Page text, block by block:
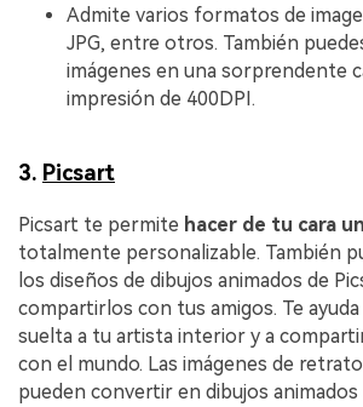
Admite varios formatos de
JPG, entre otros. También
imágenes en una sorprendente
impresión de 400DPI.
3. Picsart
Picsart te permite hacer de tu cara
totalmente personalizable. También
los diseños de dibujos animados de
compartirlos con tus amigos. Te
suelta a tu artista interior y a
con el mundo. Las imágenes de
pueden convertir en dibujos animados